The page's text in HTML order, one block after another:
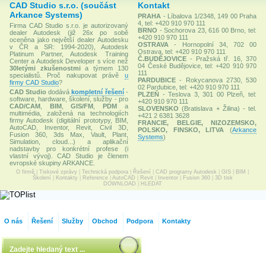
CAD Studio s.r.o. (součást
Arkance Systems)
Firma CAD Studio s.r.o. je autorizovaný
dealer Autodesk (již 26x po sobě
oceněna jako největší dealer Autodesku
v ČR a SR: 1994-2020), Autodesk
Platinum Partner, Autodesk Training
Center a Autodesk Developer s více než
30letými zkušenostmia týmem 130
specialistů. Proč nakupovat právě u
firmy CAD Studio?
CAD Studio dodávákompletní řešení-
software, hardware, školení, služby - pro
CAD/CAM
BIM,GIS/FM ,PDM a
multimédia, založená na technologiích
firmy Autodesk (digitální prototypy, BIM,
AutoCAD, Inventor, Revit, Civil 3D,
Fusion 360, 3ds Max, Vault, Plant,
Simulation, cloud...) a aplikační
nadstavby pro konkrétní profese (i
vlastní vývoj). CAD Studio je členem
evropské skupiny ARKANCE.
Kontakt
PRAHA - Líbalova 1/2348, 149 00 Praha
4, tel: +420 910 970 111
BRNO - Sochorova 23, 616 00 Brno, tel:
+420 910 970 111
OSTRAVA
- Hornopolní 34, 702 00
Ostrava, tel: +420 910 970 111
Č.BUDĚJOVICE - Pražská tř. 16, 370
04 České Budějovice, tel: +420 910 970
111
PARDUBICE - Rokycanova 2730, 530
02 Pardubice, tel: +420 910 970 111
PLZEŇ - Teslova 3, 301 00 Plzeň, tel:
+420 910 970 111
SLOVENSKO (Bratislava + Žilina) - tel.
+421 2 6381 3628
FRANCIE, BELGIE, NIZOZEMSKO,
POLSKO, FINSKO, LITVA
(Arkance
Systems)
O firmě Tiskové zprávy Technická podpora Řešení CAD programy Autodesk GIS BIM
Školení
Kontakty Reference| AutoCAD Revit Inventor| Fusion 360| 3D tisk
DOWNLOAD
HLEDAT
O nás Řešení Služby Obchod Podpora Kontakty